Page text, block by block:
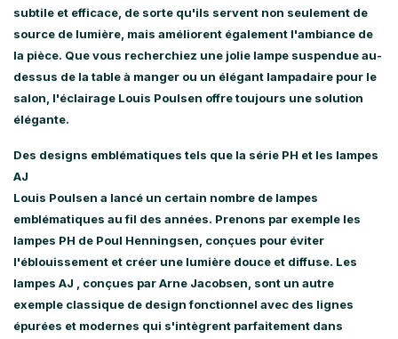
subtile et efficace, de sorte qu'ils servent non seulement de
source de lumière, mais améliorent également l'ambiance de
la pièce. Que vous recherchiez une jolie lampe suspendue au-
dessus de la table à manger ou un élégant lampadaire pour le
salon, l'éclairage Louis Poulsen offre toujours une solution
élégante.
Des designs emblématiques tels que la série PH et les lampes
AJ
Louis Poulsen a lancé un certain nombre de lampes
emblématiques au fil des années. Prenons par exemple les
lampes PH de Poul Henningsen, conçues pour éviter
l'éblouissement et créer une lumière douce et diffuse. Les
lampes AJ , conçues par Arne Jacobsen, sont un autre
exemple classique de design fonctionnel avec des lignes
épurées et modernes qui s'intègrent parfaitement dans